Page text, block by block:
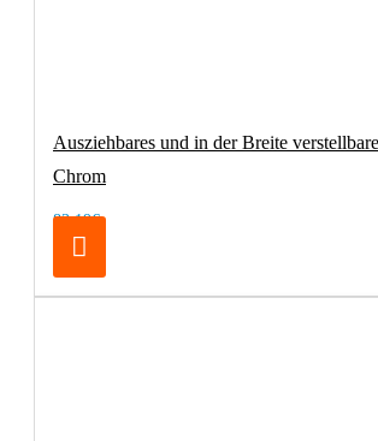
Ausziehbares und in der Breite
Chrom
83,19€